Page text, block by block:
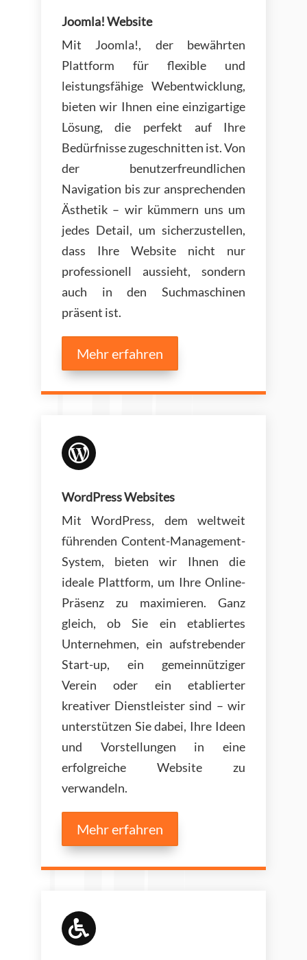
Joomla! Website
Mit Joomla!, der bewährten
Plattform für flexible und
leistungsfähige Webentwicklung,
bieten wir Ihnen eine einzigartige
Lösung, die perfekt auf Ihre
Bedürfnisse zugeschnitten ist. Von
der benutzerfreundlichen
Navigation bis zur ansprechenden
Ästhetik – wir kümmern uns um
jedes Detail, um sicherzustellen,
dass Ihre Website nicht nur
professionell aussieht, sondern
auch in den Suchmaschinen
präsent ist.
Mehr erfahren

WordPress Websites
Mit WordPress, dem weltweit
führenden Content-Management-
System, bieten wir Ihnen die
ideale Plattform, um Ihre Online-
Präsenz zu maximieren. Ganz
gleich, ob Sie ein etabliertes
Unternehmen, ein aufstrebender
Start-up, ein gemeinnütziger
Verein oder ein etablierter
kreativer Dienstleister sind – wir
unterstützen Sie dabei, Ihre Ideen
und Vorstellungen in eine
erfolgreiche Website zu
verwandeln.
Mehr erfahren
